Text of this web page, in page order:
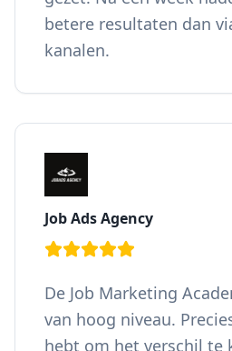
betere resultaten dan
kanalen.
Job Ads Agency
De Job Marketing
van hoog niveau.
hebt om het verschil te